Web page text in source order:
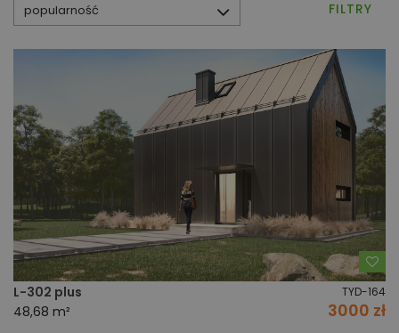
FILTRY
L-302 plus TYD-164
48,68 m² 3000 zł